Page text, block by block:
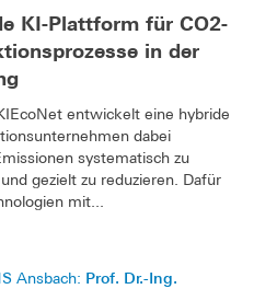
KI-Plattform für CO2-
in der
entwickelt eine hybride
dabei
systematisch zu
gezielt zu reduzieren. Dafür
mit...
Ansbach: Prof. Dr.-Ing.